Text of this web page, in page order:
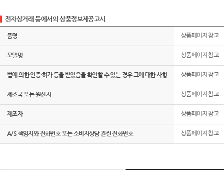
전자상거래 등에서의 상품정보제공고시
품명 상품페이지 참고
모델명 상품페이지 참고
법에 의한 인증·허가 등을 받았음을 확인할 수 있는 경우 그에 대한 사항 상품페이지 참고
제조국 또는 원산지 상품페이지 참고
제조자 상품페이지 참고
A/S 책임자와 전화번호 또는 소비자상담 관련 전화번호 상품페이지 참고